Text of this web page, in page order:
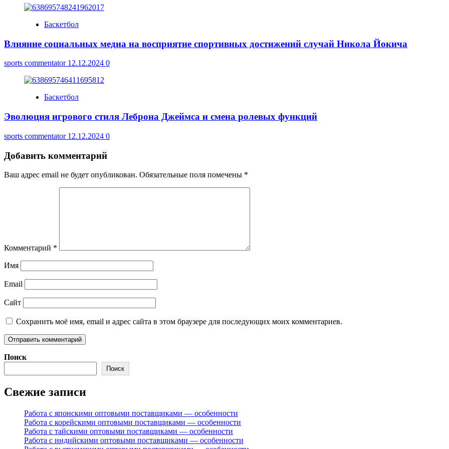
Баскетбол
Влияние социальных медиа на восприятие спортивных достижений случай Никола Йокича
sports commentator 12.12.2024 0
Баскетбол
Эволюция игрового стиля Леброна Джеймса и смена ролевых функций
sports commentator 12.12.2024 0
Добавить комментарий
Ваш адрес email не будет опубликован. Обязательные поля помечены *
Комментарий *
Имя
Email
Сайт
Сохранить моё имя, email и адрес сайта в этом браузере для последующих моих комментариев.
Поиск
Поиск
Свежие записи
Работа с японскими оптовыми поставщиками — особенности
Работа с корейскими оптовыми поставщиками — особенности
Работа с тайскими оптовыми поставщиками — особенности
Работа с индийскими оптовыми поставщиками — особенности